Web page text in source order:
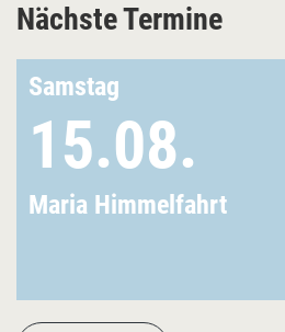
Nächste Termine
Samstag
15.08.
Maria Himmelfahrt